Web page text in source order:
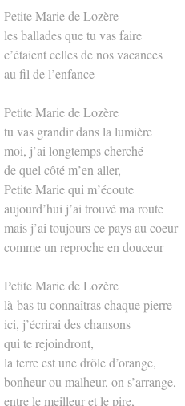
Petite Marie de Lozère
les ballades que tu vas faire
c’étaient celles de nos vacances
au fil de l’enfance
Petite Marie de Lozère
tu vas grandir dans la lumière
moi, j’ai longtemps cherché
de quel côté m’en aller,
Petite Marie qui m’écoute
aujourd’hui j’ai trouvé ma route
mais j’ai toujours ce pays au coeur
comme un reproche en douceur
Petite Marie de Lozère
là-bas tu connaîtras chaque pierre
ici, j’écrirai des chansons
qui te rejoindront,
la terre est une drôle d’orange,
bonheur ou malheur, on s’arrange,
entre le meilleur et le pire,